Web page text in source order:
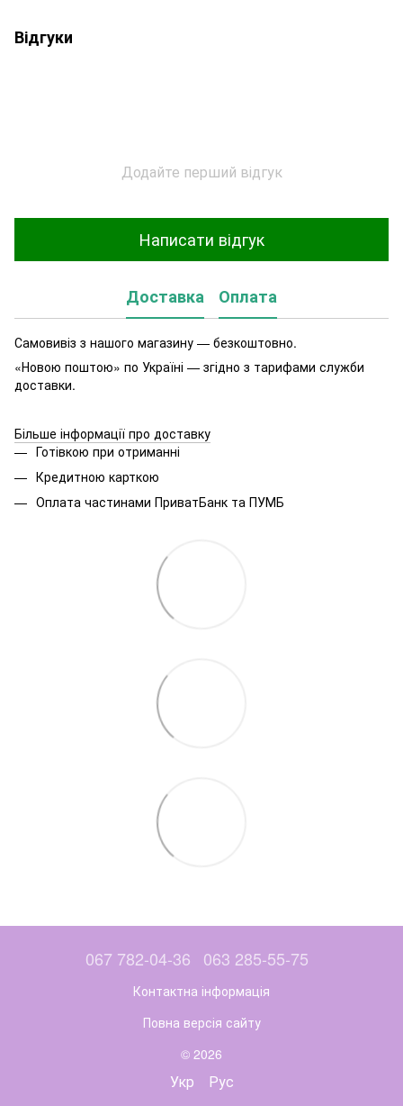
Відгуки
Додайте перший відгук
Написати відгук
Доставка Оплата
Самовивіз з нашого магазину — безкоштовно.
«Новою поштою» по Україні — згідно з тарифами служби
доставки.
Більше інформації про доставку
Готівкою при отриманні
Кредитною карткою
Оплата частинами ПриватБанк та ПУМБ
067 782-04-36 063 285-55-75
Контактна інформація
Повна версія сайту
© 2026
Укр Рус